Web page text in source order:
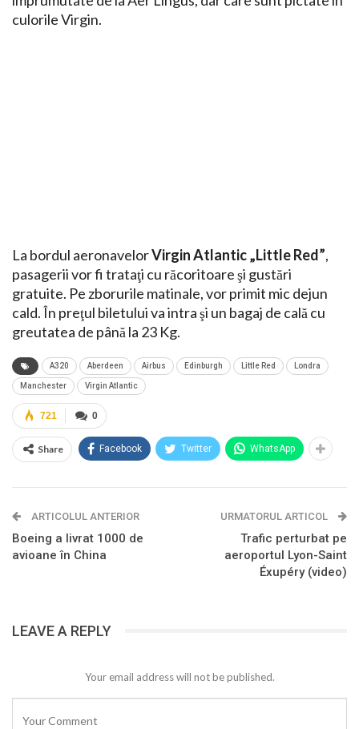
culorile Virgin.
La bordul aeronavelorVirgin Atlantic „Little Red”,
pasagerii vor fi trataţi cu răcoritoare şi gustări
gratuite. Pe zborurile matinale, vor primit mic dejun
cald. În preţul biletului va intra şi un bagaj de cală cu
greutatea de până la 23 Kg.
A320 Aberdeen Airbus Edinburgh Little Red Londra
Manchester Virgin Atlantic
0
721
Share Facebook Twitter WhatsApp
ARTICOLUL ANTERIOR
Boeing a livrat 1000 de
avioane în China
URMATORUL ARTICOL
Trafic perturbat pe
aeroportul Lyon-Saint
Éxupéry (video)
LEAVE A REPLY
Your email address will not be published.